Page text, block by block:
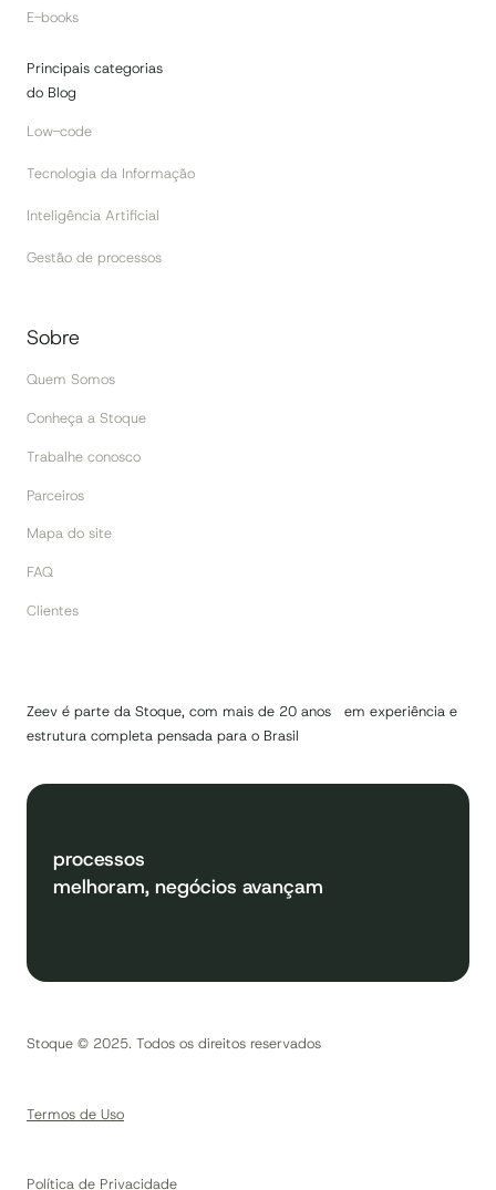
E-books
Principais categorias
do Blog
Low-code
Tecnologia da Informação
Inteligência Artificial
Gestão de processos
Sobre
Quem Somos
Conheça a Stoque
Trabalhe conosco
Parceiros
Mapa do site
FAQ
Clientes
Zeev é parte da Stoque, com mais de 20 anos em experiência e
estrutura completa pensada para o Brasil
processos
melhoram, negócios avançam
Stoque © 2025. Todos os direitos reservados
Termos de Uso
Política de Privacidade